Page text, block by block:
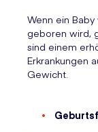
Wenn ein
geboren wird,
sind einem
Erkrankungen
Gewicht.